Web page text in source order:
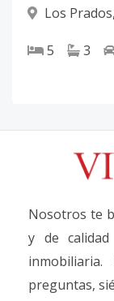
Los Prados,
5 3
Nosotros te
y de
preguntas,